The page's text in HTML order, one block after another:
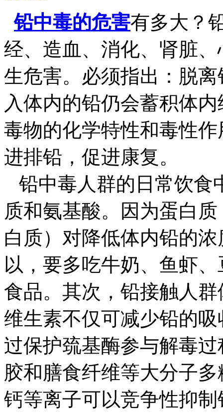
铅中毒的危害有多大？
经、造血、消化、肾脏
生危害。必须指出：脱
入体内的铅仍会蓄积体
毒物的化学特性和毒性
进排铅，促进康复。
铅中毒人群的日常饮食
质和氨基酸。因为蛋白
白质）对降低体内铅的
以，要多吃牛奶、鱼虾
食品。其次，铅接触人
维生素不仅可减少铅的
过保护巯基酶参与解毒
胶和膳食纤维等大分子
钙等离子可以竞争性抑